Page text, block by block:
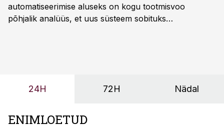
automatiseerimise aluseks on kogu tootmisvoo
põhjalik analüüs, et uus süsteem sobituks
OÜ tegevjuht Sander Mitendorf.
24H 72H Nädal
ENIMLOETUD